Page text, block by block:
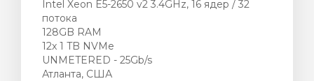
Intel Xeon E5-2650 v2 3.4GHz, 16 ядер / 32
потока
128GB RAM
12x 1 TB NVMe
UNMETERED - 25Gb/s
Атланта, США